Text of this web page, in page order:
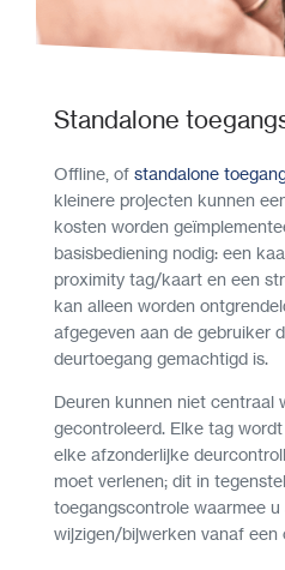
Standalone
Offline, of standalone
kleinere projecten kunnen
kosten worden
basisbediening nodig: een
proximity tag/kaart en een
kan alleen worden
afgegeven aan de gebruiker
deurtoegang gemachtigd is.
Deuren kunnen niet centraal
gecontroleerd. Elke tag
elke afzonderlijke
moet verlenen; dit in
toegangscontrole waarmee
wijzigen/bijwerken vanaf